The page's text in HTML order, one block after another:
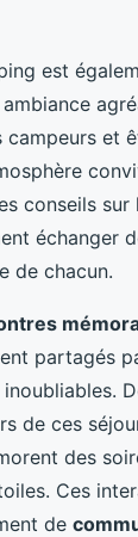
est
campeurs et
conseils sur
échanger
de chacun.
partagés
de ces
des
Ces
de